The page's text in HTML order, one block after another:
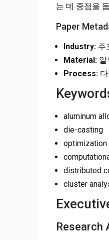
는 데 중점을
Paper
Industry: 주
Material: 알
Process:
aluminum
die-casting
optimization
distributed
cluster
Research